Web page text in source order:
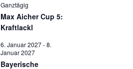
Ganztägig
Max Aicher Cup 5:
Kraftlackl
6. Januar 2027-8.
Januar 2027
Bayerische